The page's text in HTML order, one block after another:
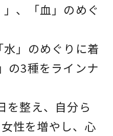
、「血」のめぐ
水」のめぐりに着
の3種をラインナ
を整え、自分ら
性を増やし、心